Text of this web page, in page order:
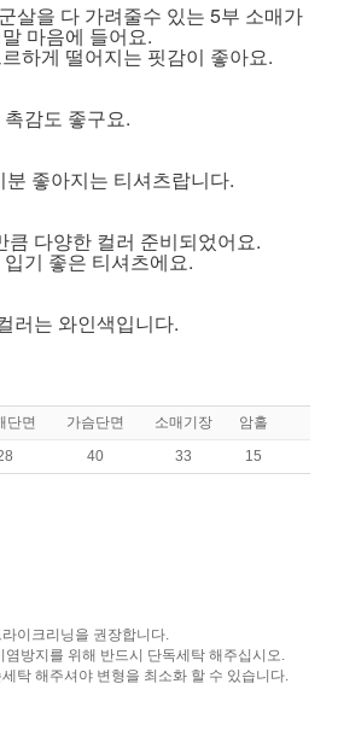
살을 다 가려줄수 있는 5부 소매가
마음에 들어요.
하게 떨어지는 핏감이 좋아요.
촉감도 좋구요.
분 좋아지는 티셔츠랍니다.
큼 다양한 컬러 준비되었어요.
기 좋은 티셔츠에요.
러는 와인색입니다.
단면 가슴단면 소매기장
암홀
40 33 15
이크리닝을 권장합니다.
염방지를 위해 반드시 단독세탁 해주십시오.
탁 해주셔야 변형을 최소화 할 수 있습니다.